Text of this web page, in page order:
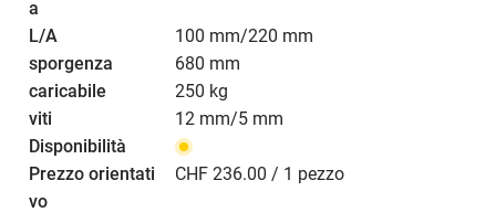
100 mm/220 mm
680 mm
250 kg
12 mm/5 mm
CHF 236.00 / 1 pezzo